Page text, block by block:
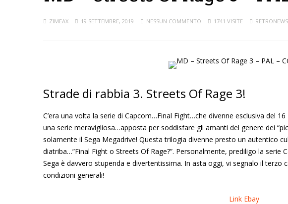
ZIMEAX 19 SETTEMBRE, 2019 NESSUN COMMENTO 1741 VISITE RETRONEWS
Strade di rabbia 3. Streets Of Rage 3!
C’era una volta la serie di Capcom…Final Fight…che divenne esclusiva del
una serie meravigliosa…apposta per soddisfare gli amanti del genere dei
solamente il Sega Megadrive! Questa trilogia divenne presto un autentico
diatriba…”Final Fight o Streets Of Rage?”. Personalmente, prediligo la
Sega è davvero stupenda e divertentissima. In asta oggi, vi segnalo il
condizioni generali!
Link Ebay